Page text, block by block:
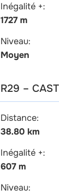
Inégalité +:
1727 m
Niveau:
Moyen
R29 –
Distance:
38.80 km
Inégalité +:
607 m
Niveau: